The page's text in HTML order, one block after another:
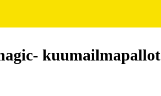
kuumailmapallot